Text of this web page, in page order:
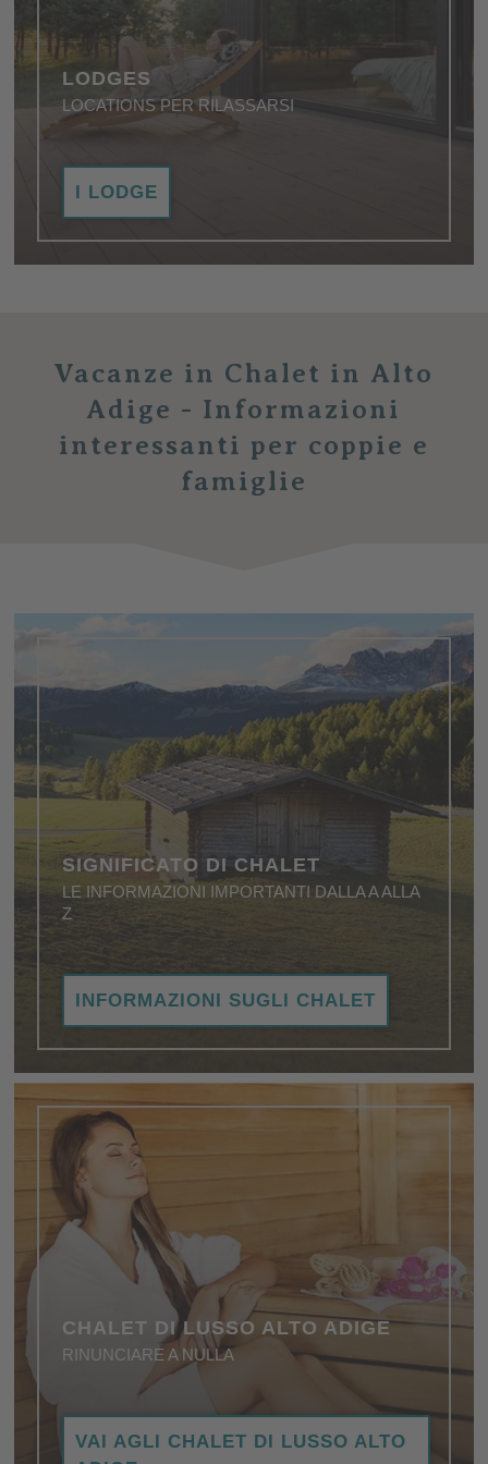
LODGES
LOCATIONS PER RILASSARSI
ricerca del relax profondo.
I LODGE
Vacanze in Chalet in Alto
Adige - Informazioni
interessanti per coppie e
famiglie
SIGNIFICATO DI CHALET
LE INFORMAZIONI IMPORTANTI DALLA A ALLA
Z
tanto lusso e un'accoglienza meravigliosa.
Coccoloso, rustico e reale!
INFORMAZIONI SUGLI CHALET
CHALET DI LUSSO ALTO ADIGE
RINUNCIARE A NULLA
benessere privata, attrezzature eleganti e di alta
VAI AGLI CHALET DI LUSSO ALTO